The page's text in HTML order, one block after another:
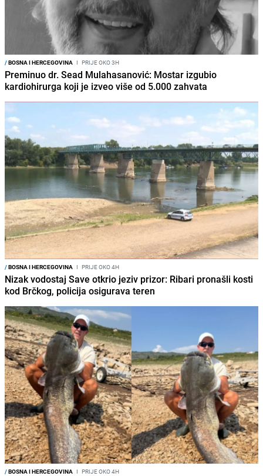
/BOSNA I HERCEGOVINA I PRIJE OKO 3H
Preminuo dr. Sead Mulahasanović: Mostar izgubio
kardiohirurga koji je izveo više od 5.000 zahvata
/BOSNA I HERCEGOVINA I PRIJE OKO 4H
Nizak vodostaj Save otkrio jeziv prizor: Ribari pronašli kosti
kod Brčkog, policija osigurava teren
/BOSNA I HERCEGOVINA I PRIJE OKO 4H